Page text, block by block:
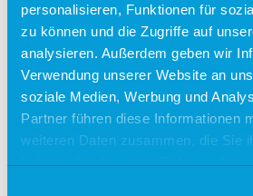
personalisieren, Funktionen für
zu können und die Zugriffe auf
analysieren. Außerdem geben wir
Verwendung unserer Website an
soziale Medien, Werbung und
Partner führen diese Informationen
weiteren Daten zusammen, die Sie
Alle Ziele
Sylt
Usedom
Sonder-/Gruppenreisen